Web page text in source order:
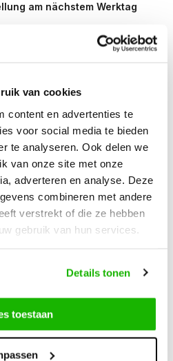
van cookies
content en advertenties te
voor social media te bieden
te analyseren. Ook delen we
van onze site met onze
adverteren en analyse. Deze
combineren met andere
verstrekt of die ze hebben
gebruik van hun services.
Details tonen
toestaan
am nächstem Werktag
noch am selben Tag
€ 100,-
Leder- und Wildleder
mit einem mittelhohen